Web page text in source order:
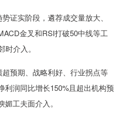
证实阶段，遴荐成交量放大、
金叉和RSI打破50中线等工
介入。
预期、战略利好、行业拐点等
利润同比增长150%且超出机构预
工夫面介入。